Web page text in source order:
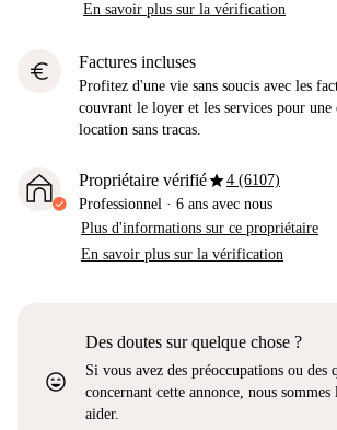
En savoir plus sur la vérification
euro Factures incluses
Profitez d'une vie sans soucis avec les
couvrant le loyer et les services pour une
location sans tracas.
Propriétaire vérifiéstar4 (6107)
Professionnel · 6 ans avec nous
Plus d'informations sur ce propriétaire
En savoir plus sur la vérification
sentiment_very_satisfied
Des doutes sur quelque chose ?
Si vous avez des préoccupations ou des
concernant cette annonce, nous
aider.